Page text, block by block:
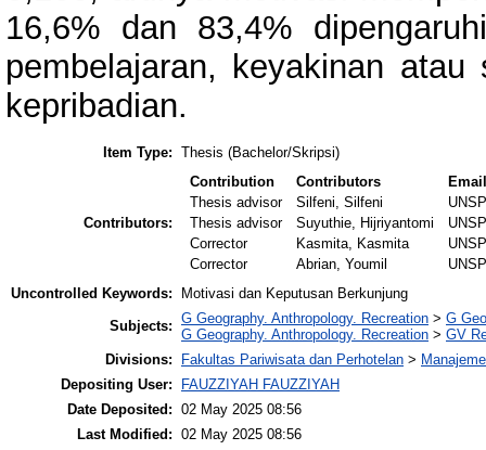
16,6% dan 83,4%
pembelajaran, keyakinan
kepribadian.
Item Type: Thesis (Bachelor/Skripsi)
Contributors:
Contribution Contributors
Thesis advisor
Silfeni, Silfeni
Thesis advisor
Suyuthie, Hijriyantomi
Corrector
Kasmita, Kasmita
Corrector
Abrian, Youmil
Uncontrolled Keywords:
Motivasi dan Keputusan Berkunjung
Subjects: G Geography. Anthropology. Recreation > G
G Geography. Anthropology. Recreation > GV
Divisions:
Fakultas Pariwisata dan Perhotelan >
Depositing User:
FAUZZIYAH FAUZZIYAH
Date Deposited: 02 May 2025 08:56
Last Modified: 02 May 2025 08:56